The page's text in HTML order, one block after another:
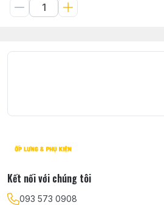
Kết nối với chúng tôi
093 573 0908